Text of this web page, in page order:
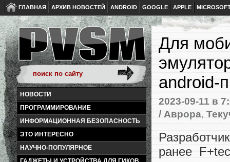
ГЛАВНАЯ АРХИВ НОВОСТЕЙ ANDROID GOOGLE APPLE
НОВОСТИ
ПРОГРАММИРОВАНИЕ
ИНФОРМАЦИОННАЯ БЕЗОПАСНОСТЬ
ЭТО ИНТЕРЕСНО
НАУЧНО-ПОПУЛЯРНОЕ
Для
android-
2023-09-11 в
/ Аврора,
ранее